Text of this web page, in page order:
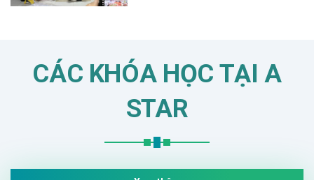
CÁC KHÓA HỌC TẠI A
STAR